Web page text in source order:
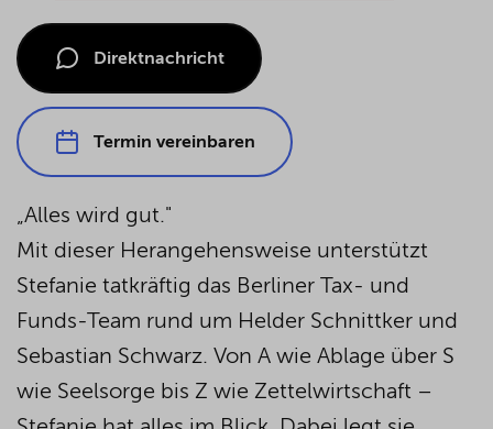
choice of optional cookies. You can revoke or change
your consent or selection at any time by clicking on the
button at the bottom of our website.
For more details, see the cookie settings and our
privacy policy.
Direktnachricht
Termin vereinbaren
„Alles wird gut."
Mit dieser Herangehensweise unterstützt
Stefanie tatkräftig das Berliner Tax- und
Funds-Team rund um Helder Schnittker und
Sebastian Schwarz. Von A wie Ablage über S
wie Seelsorge bis Z wie Zettelwirtschaft –